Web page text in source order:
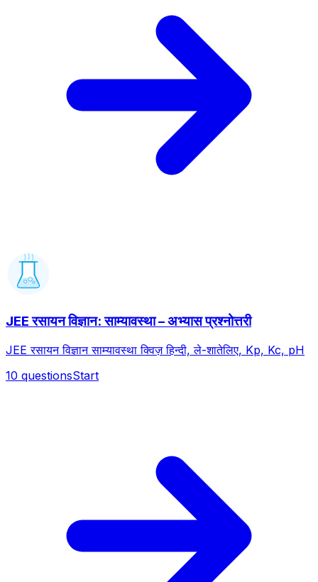
JEE रसायन विज्ञान: साम्यावस्था – अभ्यास प्रश्नोत्तरी
JEE रसायन विज्ञान साम्यावस्था क्विज़ हिन्दी, ले-शातेलिए, Kp, Kc, pH
10 questionsStart